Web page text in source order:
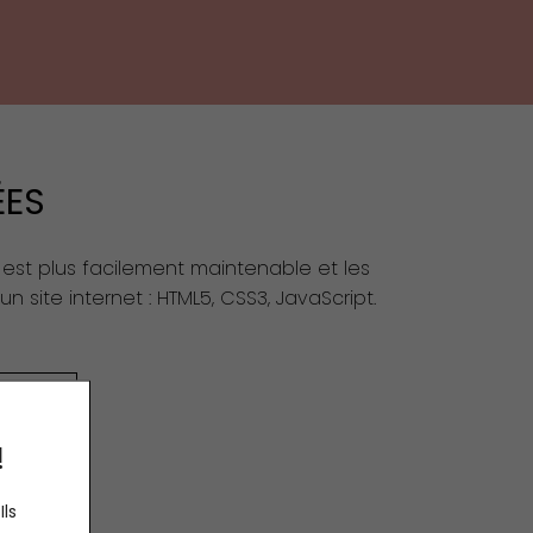
plus facilement maintenable et les
site internet: HTML5, CSS3, JavaScript.
BLOGS